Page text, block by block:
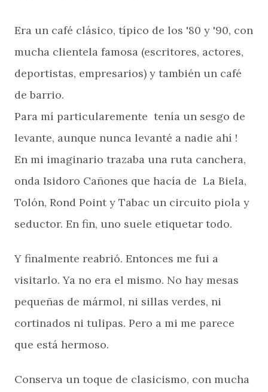
Era un café clásico, típico de los '80 y '90, con
mucha clientela famosa (escritores, actores,
deportistas, empresarios) y también un café
de barrio.
Para mí particularemente tenía un sesgo de
levante, aunque nunca levanté a nadie ahí !
En mi imaginario trazaba una ruta canchera,
onda Isidoro Cañones que hacía de La Biela,
Tolón, Rond Point y Tabac un circuito piola y
seductor. En fin, uno suele etiquetar todo.
Y finalmente reabrió. Entonces me fui a
visitarlo. Ya no era el mismo. No hay mesas
pequeñas de mármol, ni sillas verdes, ni
cortinados ni tulipas. Pero a mi me parece
que está hermoso.
Conserva un toque de clasicismo, con mucha